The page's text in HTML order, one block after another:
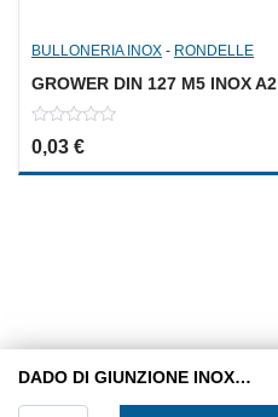
BULLONERIA INOX - RONDELLE
GROWER DIN 127 M5 INOX A2
0
out
of
0,03 €
DADO DI GIUNZIONE INOX M. 6 X 25